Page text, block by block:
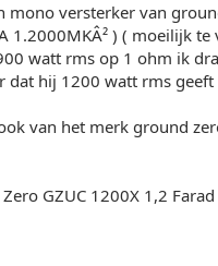
mono versterker van
1.2000MKÂ² ) ( moeilijk te
watt rms op 1 ohm ik
dat hij 1200 watt rms geeft
van het merk ground
GZUC 1200X 1,2 Farad